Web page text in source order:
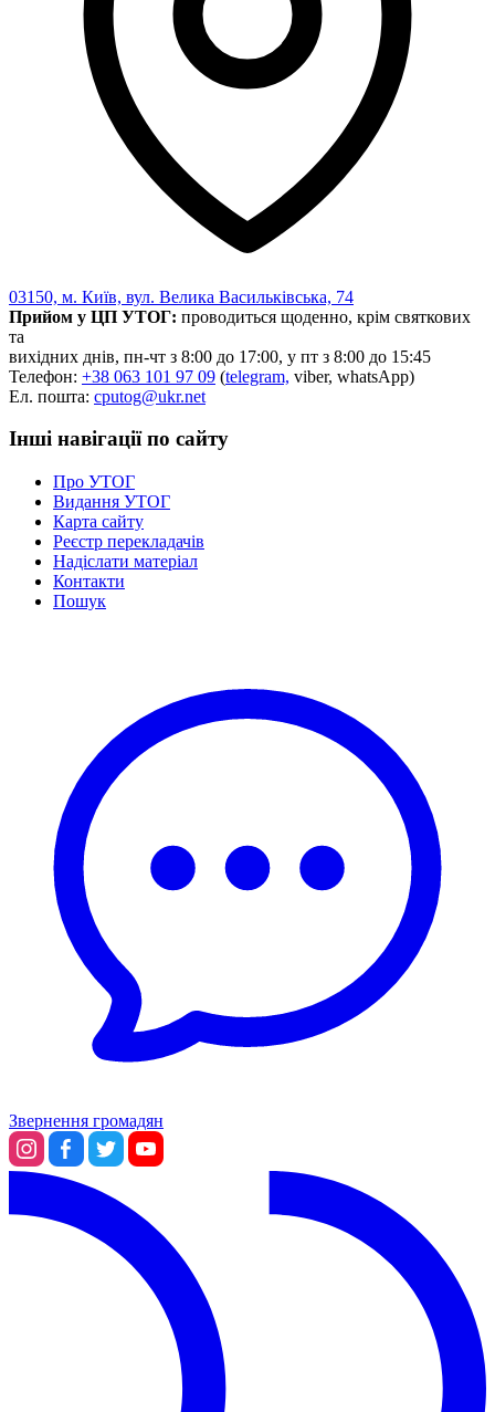
03150, м. Київ, вул. Велика Васильківська, 74
Прийом у ЦП УТОГ: проводиться щоденно, крім святкових
та
вихідних днів, пн-чт з 8:00 до 17:00, у пт з 8:00 до 15:45
Телефон: +38 063 101 97 09 (telegram, viber, whatsApp)
Ел. пошта: cputog@ukr.net
Інші навігації по сайту
Про УТОГ
Видання УТОГ
Карта сайту
Реєстр перекладачів
Надіслати матеріал
Контакти
Пошук
Звернення громадян